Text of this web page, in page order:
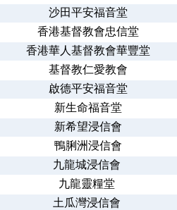
沙田平安福音堂
香港基督教會忠信堂
香港華人基督教會華豐堂
基督教仁愛教會
啟德平安福音堂
新生命福音堂
新希望浸信會
鴨脷洲浸信會
九龍城浸信會
九龍靈糧堂
土瓜灣浸信會